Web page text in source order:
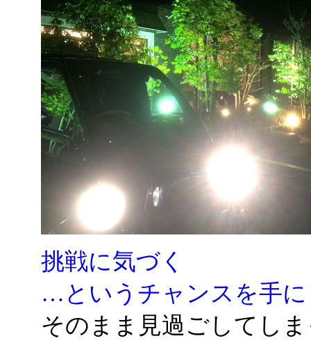
挑戦に気づく
…というチャンスを手
そのまま見過ごしてし